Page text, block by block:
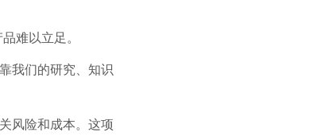
难以立足。
我们的研究、知识
风险和成本。这项